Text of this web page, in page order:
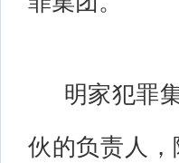
明家犯罪
伙的负责人